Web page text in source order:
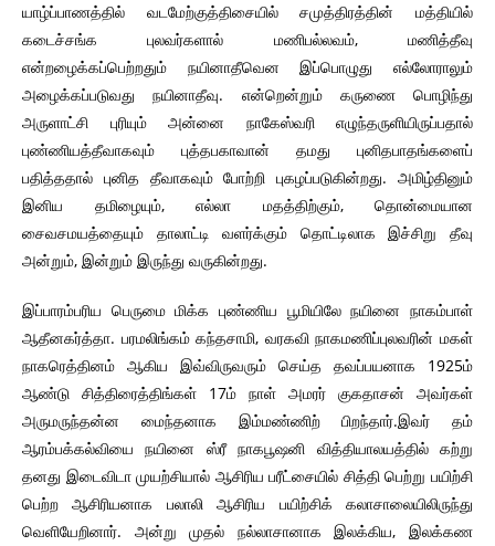
யாழ்ப்பாணத்தில் வடமேற்குத்திசையில் சமுத்திரத்தின் மத்தியில்
கடைச்சங்க புலவர்களால் மணிபல்லவம், மணித்தீவு
என்றழைக்கப்பெற்றதும் நயினாதீவென இப்பொழுது எல்லோராலும்
அழைக்கப்படுவது நயினாதீவு. என்றென்றும் கருணை பொழிந்து
அருளாட்சி புரியும் அன்னை நாகேஸ்வரி எழுந்தருளியிருப்பதால்
புண்ணியத்தீவாகவும் புத்தபகாவான் தமது புனிதபாதங்களைப்
பதித்ததால் புனித தீவாகவும் போற்றி புகழப்படுகின்றது. அமிழ்தினும்
இனிய தமிழையும், எல்லா மதத்திற்கும், தொன்மையான
சைவசமயத்தையும் தாலாட்டி வளர்க்கும் தொட்டிலாக இச்சிறு தீவு
அன்றும், இன்றும் இருந்து வருகின்றது.
இப்பாரம்பரிய பெருமை மிக்க புண்ணிய பூமியிலே நயினை நாகம்பாள்
ஆதீனகர்த்தா. பரமலிங்கம் கந்தசாமி, வரகவி நாகமணிப்புலவரின் மகள்
நாகரெத்தினம் ஆகிய இவ்விருவரும் செய்த தவப்பயனாக 1925ம்
ஆண்டு சித்திரைத்திங்கள் 17ம் நாள் அமரர் குகதாசன் அவர்கள்
அருமருந்தன்ன மைந்தனாக இம்மண்ணிற் பிறந்தார்.இவர் தம்
ஆரம்பக்கல்வியை நயினை ஸ்ரீ நாகபூஷனி வித்தியாலயத்தில் கற்று
தனது இடைவிடா முயற்சியால் ஆசிரிய பரீட்சையில் சித்தி பெற்று பயிற்சி
பெற்ற ஆசிரியனாக பலாலி ஆசிரிய பயிற்சிக் கலாசாலையிலிருந்து
வெளியேறினார். அன்று முதல் நல்லாசானாக இலக்கிய, இலக்கண